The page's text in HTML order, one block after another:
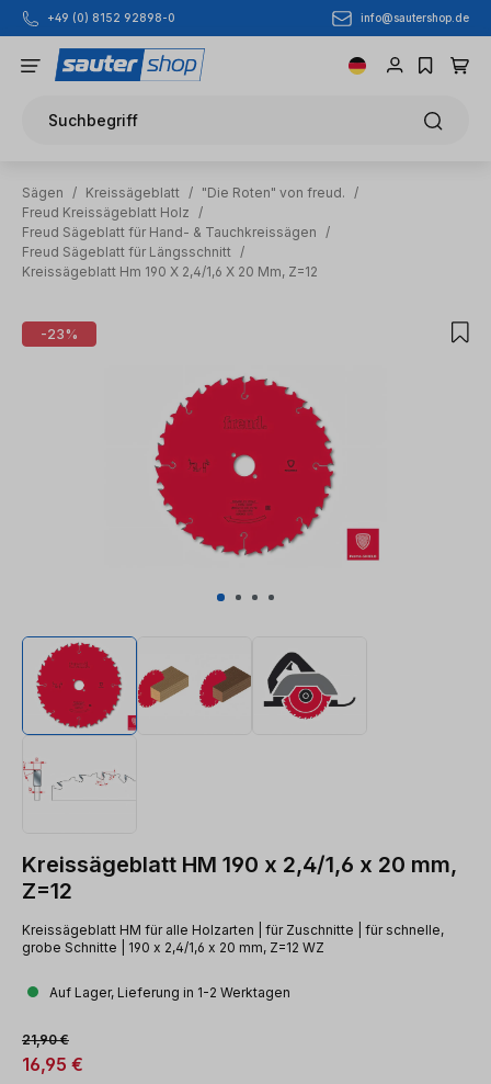
Zum Hauptinhalt springen
+49 (0) 8152 92898-0 info@sautershop.de
Suchbegriff
Sägen / Kreissägeblatt / "Die Roten" von freud.
/
Freud Kreissägeblatt Holz
/
Freud Sägeblatt für Hand- & Tauchkreissägen
/
Freud Sägeblatt für Längsschnitt /
Kreissägeblatt Hm 190 X 2,4/1,6 X 20 Mm, Z=12
Bildergalerie überspringen
-23%
Kreissägeblatt HM 190 x 2,4/1,6 x 20 mm,
Z=12
Kreissägeblatt HM für alle Holzarten | für Zuschnitte | für schnelle,
grobe Schnitte | 190 x 2,4/1,6 x 20 mm, Z=12 WZ
Auf Lager, Lieferung in 1-2 Werktagen
Verkaufspreis:
16,95 €
Regulärer Preis:
21,90 €